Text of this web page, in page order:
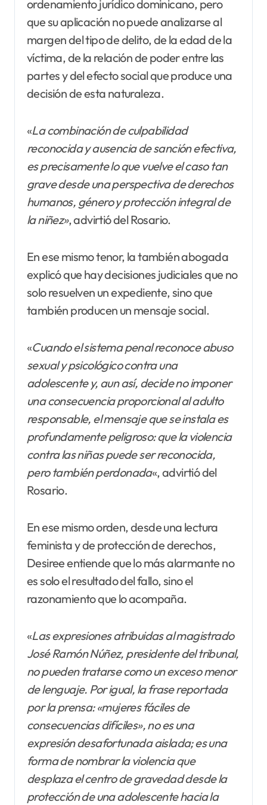
ordenamiento jurídico dominicano, pero
que su aplicación no puede analizarse al
margen del tipo de delito, de la edad de la
víctima, de la relación de poder entre las
partes y del efecto social que produce una
decisión de esta naturaleza.
«La combinación de culpabilidad
reconocida y ausencia de sanción efectiva,
es precisamente lo que vuelve el caso tan
grave desde una perspectiva de derechos
humanos, género y protección integral de
la niñez», advirtió del Rosario.
En ese mismo tenor, la también abogada
explicó que hay decisiones judiciales que no
solo resuelven un expediente, sino que
también producen un mensaje social.
«Cuando el sistema penal reconoce abuso
sexual y psicológico contra una
adolescente y, aun así, decide no imponer
una consecuencia proporcional al adulto
responsable, el mensaje que se instala es
profundamente peligroso: que la violencia
contra las niñas puede ser reconocida,
pero también perdonada«, advirtió del
Rosario.
En ese mismo orden, desde una lectura
feminista y de protección de derechos,
Desiree entiende que lo más alarmante no
es solo el resultado del fallo, sino el
razonamiento que lo acompaña.
«Las expresiones atribuidas al magistrado
José Ramón Núñez, presidente del tribunal,
no pueden tratarse como un exceso menor
de lenguaje. Por igual, la frase reportada
por la prensa: «mujeres fáciles de
consecuencias difíciles», no es una
expresión desafortunada aislada; es una
forma de nombrar la violencia que
desplaza el centro de gravedad desde la
protección de una adolescente hacia la